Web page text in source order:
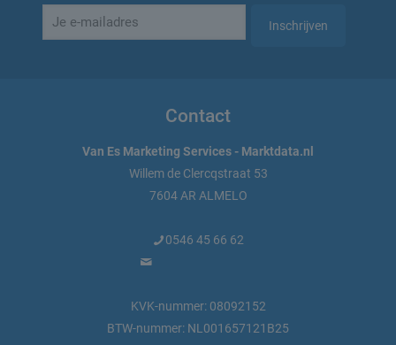
Contact
Van Es Marketing Services - Marktdata.nl
Willem de Clercqstraat 53
7604 AR ALMELO
0546 45 66 62
KVK-nummer: 08092152
BTW-nummer: NL001657121B25